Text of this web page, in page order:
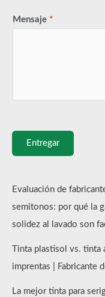
Mensaje *
Entregar
Evaluación de
semitonos: por qué la
solidez al lavado son
Tinta plastisol vs. tinta
imprentas | Fabricante
La mejor tinta para